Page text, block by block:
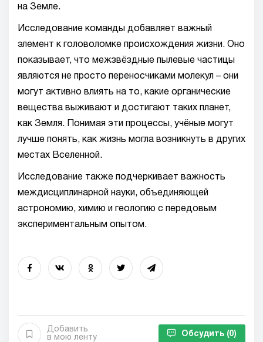
на Земле.
Исследование команды добавляет важный
элемент к головоломке происхождения жизни. Оно
показывает, что межзвёздные пылевые частицы
являются не просто переносчиками молекул – они
могут активно влиять на то, какие органические
вещества выживают и достигают таких планет,
как Земля. Понимая эти процессы, учёные могут
лучше понять, как жизнь могла возникнуть в других
местах Вселенной.
Исследование также подчеркивает важность
междисциплинарной науки, объединяющей
астрономию, химию и геологию с передовым
экспериментальным опытом.
Добавить
в мою ленту
Обсудить (0)